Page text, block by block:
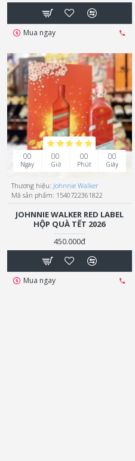
Mua ngay
00
Ngày
00
Giờ
00
Phút
00
Giây
Thương hiệu: Johnnie Walker
Mã sản phẩm: 1540722361822
JOHNNIE WALKER RED LABEL
HỘP QUÀ TẾT 2026
450.000đ
Mua ngay